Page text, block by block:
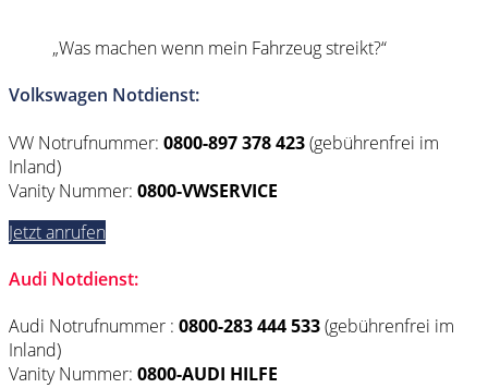
„Was machen wenn mein Fahrzeug streikt?“
Volkswagen Notdienst:
VW Notrufnummer: 0800-897 378423(gebührenfrei im
Inland)
Vanity Nummer: 0800-VWSERVICE
Jetzt anrufen
Audi Notdienst:
Audi Notrufnummer : 0800-283 444 533(gebührenfrei im
Inland)
Vanity Nummer: 0800-AUDI HILFE